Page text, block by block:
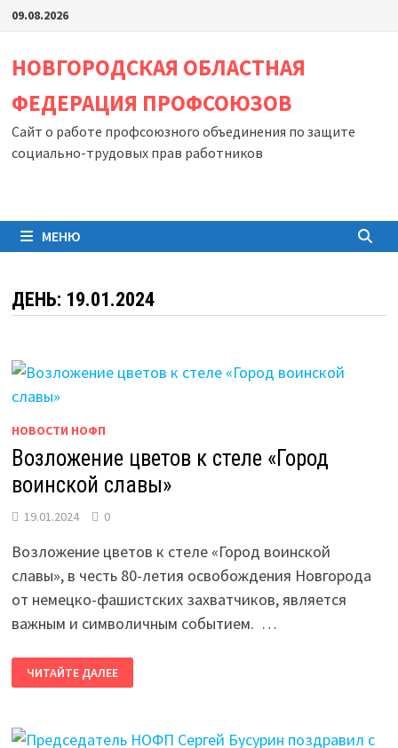
Перейти
содержимому
09.08.2026
НОВГОРОДСКАЯ ОБЛАСТНАЯ
ФЕДЕРАЦИЯ ПРОФСОЮЗОВ
Сайт о работе профсоюзного объединения по защите
социально-трудовых прав работников
МЕНЮ
ДЕНЬ: 19.01.2024
НОВОСТИ НОФП
Возложение цветов к стеле «Город
воинской славы»
19.01.2024 0
Возложение цветов к стеле «Город воинской
славы», в честь 80-летия освобождения Новгорода
от немецко-фашистских захватчиков, является
важным и символичным событием. …
ВОЗЛОЖЕНИЕ
ЦВЕТОВ
К
СЛАВЫ»
ЧИТАЙТЕ ДАЛЕЕ